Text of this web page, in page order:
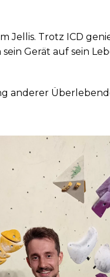
Jellis. Trotz ICD
Gerät auf sein
anderer